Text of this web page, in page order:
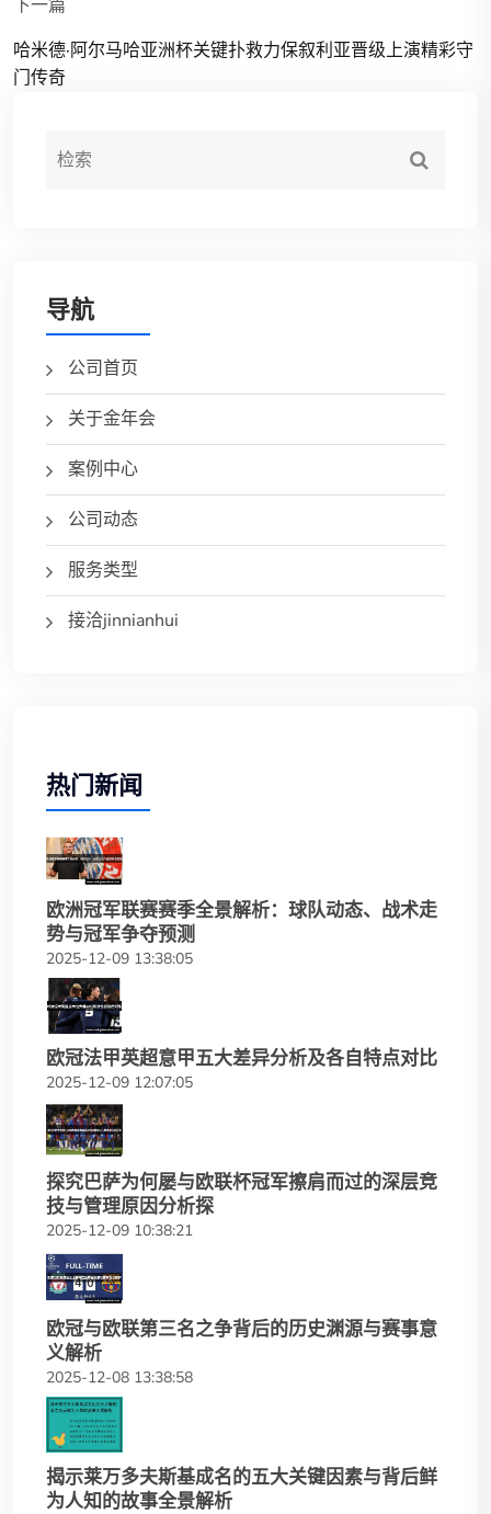
下一篇
哈米德·阿尔马哈亚洲杯关键扑救力保叙利亚晋级上演精彩守
门传奇
导航
公司首页
关于金年会
案例中心
公司动态
服务类型
接洽jinnianhui
热门新闻
欧洲冠军联赛赛季全景解析：球队动态、战术走
势与冠军争夺预测
2025-12-09 13:38:05
欧冠法甲英超意甲五大差异分析及各自特点对比
2025-12-09 12:07:05
探究巴萨为何屡与欧联杯冠军擦肩而过的深层竞
技与管理原因分析探
2025-12-09 10:38:21
欧冠与欧联第三名之争背后的历史渊源与赛事意
义解析
2025-12-08 13:38:58
揭示莱万多夫斯基成名的五大关键因素与背后鲜
为人知的故事全景解析